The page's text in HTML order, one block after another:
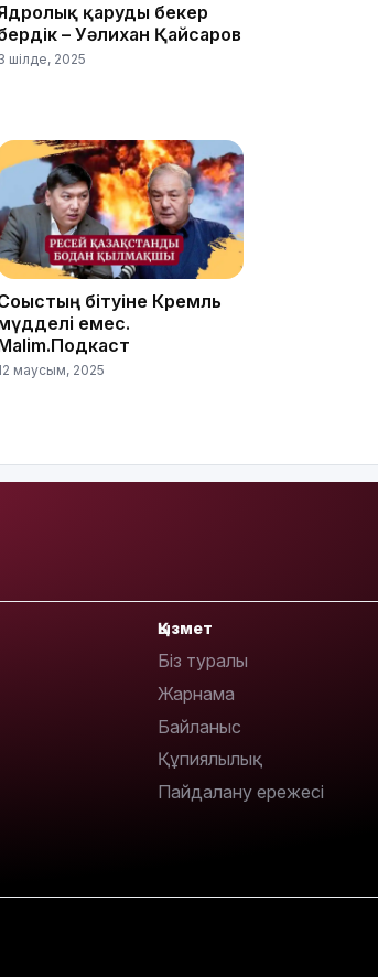
қаруды бекер
– Уәлихан Қайсаров
шілде, 2025
бітуіне Кремль
емес.
маусым, 2025
Қызмет
Біз туралы
Жарнама
Байланыс
Құпиялылық
Пайдалану ережесі